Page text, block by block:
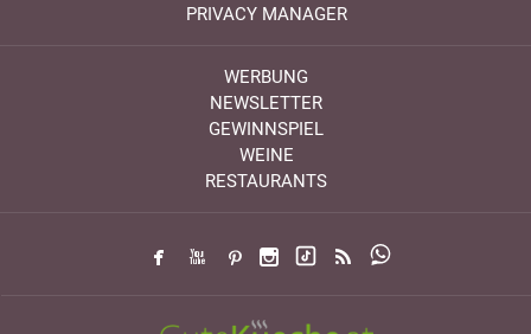
PRIVACY MANAGER
WERBUNG
NEWSLETTER
GEWINNSPIEL
WEINE
RESTAURANTS